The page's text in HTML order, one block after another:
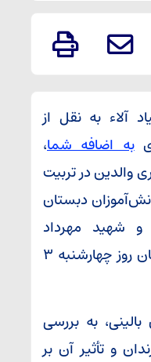
آلاء به نقل از
به اضافه شما،
والدین در تربیت
دبستان
و شهید مهرداد
سیچانی در منطقه ۱۴ اصفهان روز چهارشنبه ۳
به بررسی
و تأثیر آن بر